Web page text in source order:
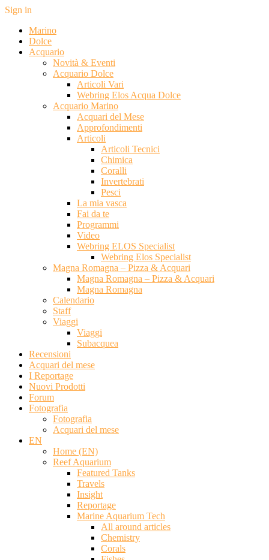
Sign in
Marino
Dolce
Acquario
Novità & Eventi
Acquario Dolce
Articoli Vari
Webring Elos Acqua Dolce
Acquario Marino
Acquari del Mese
Approfondimenti
Articoli
Articoli Tecnici
Chimica
Coralli
Invertebrati
Pesci
La mia vasca
Fai da te
Programmi
Video
Webring ELOS Specialist
Webring Elos Specialist
Magna Romagna – Pizza & Acquari
Magna Romagna – Pizza & Acquari
Magna Romagna
Calendario
Staff
Viaggi
Viaggi
Subacquea
Recensioni
Acquari del mese
I Reportage
Nuovi Prodotti
Forum
Fotografia
Fotografia
Acquari del mese
EN
Home (EN)
Reef Aquarium
Featured Tanks
Travels
Insight
Reportage
Marine Aquarium Tech
All around articles
Chemistry
Corals